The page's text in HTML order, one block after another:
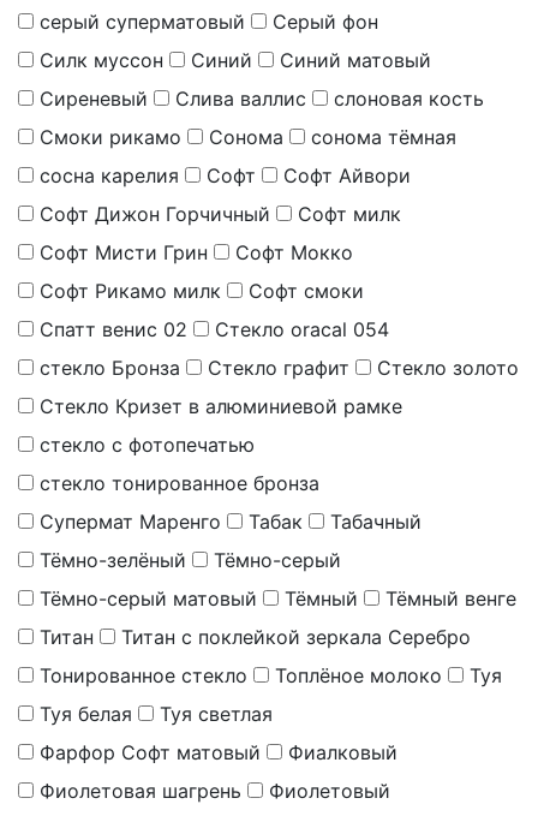
серый суперматовый
Серый фон
Силк муссон
Синий
Синий матовый
Сиреневый
Слива валлис
слоновая кость
Смоки рикамо
Сонома
сонома тёмная
сосна карелия
Софт
Софт Айвори
Софт Дижон Горчичный
Софт милк
Софт Мисти Грин
Софт Мокко
Софт Рикамо милк
Софт смоки
Спатт венис 02
Стекло oracal 054
стекло Бронза
Стекло графит
Стекло золото
Стекло Кризет в алюминиевой рамке
стекло с фотопечатью
стекло тонированное бронза
Супермат Маренго
Табак
Табачный
Тёмно-зелёный
Тёмно-серый
Тёмно-серый матовый
Тёмный
Тёмный венге
Титан
Титан с поклейкой зеркала Серебро
Тонированное стекло
Топлёное молоко
Туя
Туя белая
Туя светлая
Фарфор Софт матовый
Фиалковый
Фиолетовая шагрень
Фиолетовый